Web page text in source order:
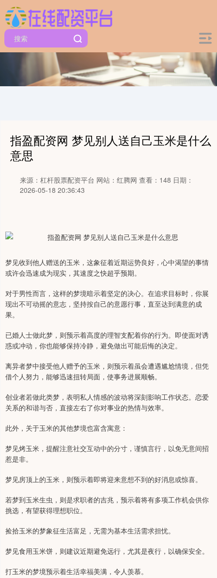
指盈配资网 梦见别人送自己玉米是什么
意思
来源：杠杆股票配资平台 网站：红腾网 查看：148 日期：
2026-05-18 20:36:43
梦见收到他人赠送的玉米，这象征着近期运势良好，心中渴望的事情
或许会迅速成为现实，其速度之快超乎预期。
对于男性而言，这样的梦境暗示着坚定的决心。在追求目标时，你展
现出不可动摇的意志，坚持按自己的意愿行事，直至达到满意的成
果。
已婚人士做此梦，则预示着高度的理智支配着你的行为。即使面对诱
惑或冲动，你也能够保持冷静，避免做出可能后悔的决定。
离异者梦中接受他人赠予的玉米，则预示着虽会遭遇尴尬情境，但凭
借个人努力，能够迅速扭转局面，使事务进展顺畅。
创业者若做此类梦，表明私人情感的波动将深刻影响工作状态。恋爱
关系的和谐与否，直接左右了你对事业的热情与效率。
此外，关于玉米的其他梦境也富含寓意：
梦见烤玉米，提醒注意社交互动中的分寸，谨慎言行，以免无意间招
惹是非。
梦见房顶上的玉米，则预示着即将迎来意想不到的好消息或惊喜。
若梦到玉米生虫，则是求职者的吉兆，预示着将有多项工作机会供你
挑选，有望获得理想职位。
捡拾玉米的梦象征生活富足，无需为基本生活需求担忧。
梦见食用玉米饼，则建议近期避免远行，尤其是夜行，以确保安全。
打玉米的梦境预示着生活幸福美满，令人羡慕。